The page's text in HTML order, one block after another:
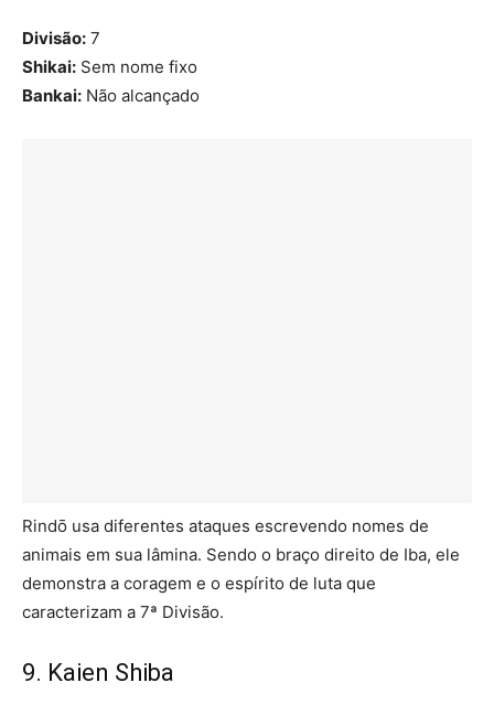
Divisão: 7
Shikai: Sem nome fixo
Bankai: Não alcançado
Rindō usa diferentes ataques escrevendo nomes de
animais em sua lâmina. Sendo o braço direito de Iba, ele
demonstra a coragem e o espírito de luta que
caracterizam a 7ª Divisão.
9. Kaien Shiba